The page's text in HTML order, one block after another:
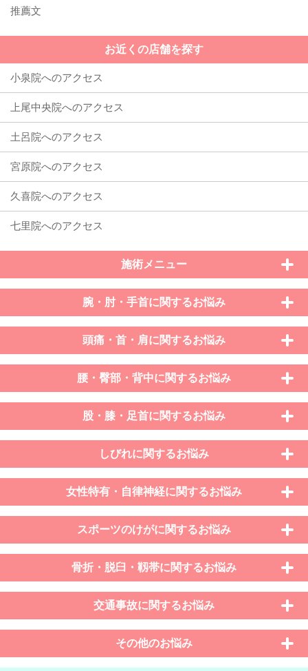
推薦文
お近くの店舗を探す
施術メニュー
腕・肘・手首に関するお悩み
頭痛・首・肩に関するお悩み
腰・臀部・背中に関するお悩み
股・膝・足首に関するお悩み
しびれに関するお悩み
女性特有・自律神経に関するお悩み
スポーツのけがに関するお悩み
骨折・脱臼・靱帯に関するお悩み
交通事故に関するお悩み
その他のお悩み